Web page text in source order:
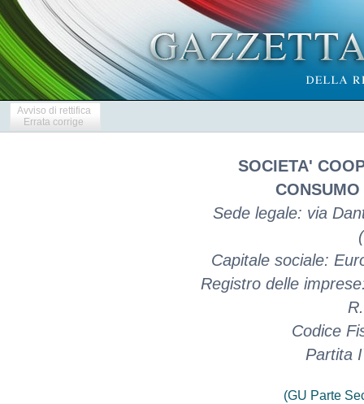
Avviso di rettifica
Errata corrige
SOCIETA'
Sede legale: via
Capitale sociale:
Registro delle
Codice
Partita
(GU Parte